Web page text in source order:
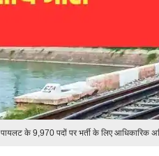
पायलट के 9,970 पदों पर भर्ती के लिए आधिकारिक